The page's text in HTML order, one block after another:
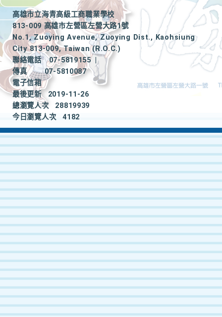
高雄市立海青高級工商職業學校
813-009 高雄市左營區左營大路1號
No.1, Zuoying Avenue, Zuoying Dist., Kaohsiung
City 813-009, Taiwan (R.O.C.)
聯絡電話
07-5819155
|
傳真
07-5810087
電子信箱
最後更新
2019-11-26
總瀏覽人次
28819939
今日瀏覽人次
4182